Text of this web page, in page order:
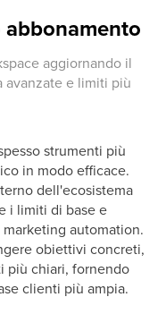
aggiornando il
e limiti più
strumenti più
in modo efficace.
dell'ecosistema
i limiti di base e
automation.
obiettivi concreti,
più chiari, fornendo
clienti più ampia.